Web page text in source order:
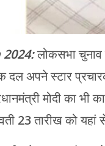
लोकसभा
दल अपने स्टार
मोदी का भी
23 तारीख को